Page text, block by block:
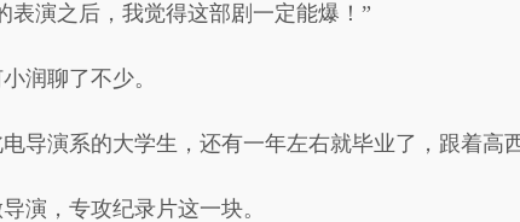
表演之后，我觉得这部剧一定能爆！”
润聊了不少。
导演系的大学生，还有一年左右就毕业了，跟着高
演，专攻纪录片这一块。